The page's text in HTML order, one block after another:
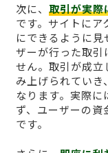
次に、 取引が実際
です。サイトにア
にできるように
ザーが行った取引
せん。取引が成立
み上げられていき
なります。実際
ず、ユーザーの
です。